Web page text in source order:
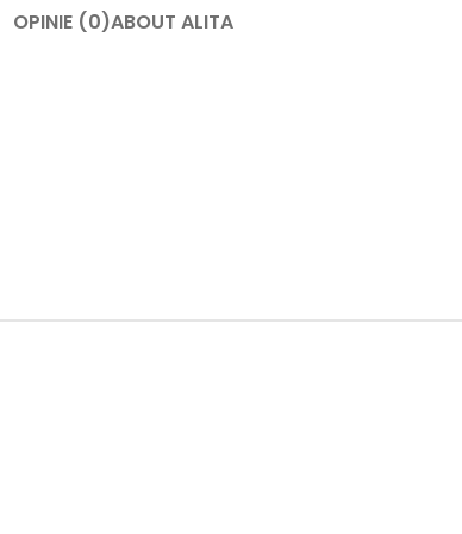
OPINIE (0)ABOUT ALITA